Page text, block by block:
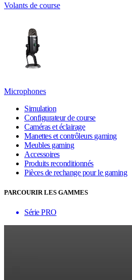
Volants de course
Microphones
Simulation
Configurateur de course
Caméras et éclairage
Manettes et contrôleurs gaming
Meubles gaming
Accessoires
Produits reconditionnés
Pièces de rechange pour le gaming
PARCOURIR LES GAMMES
Série PRO